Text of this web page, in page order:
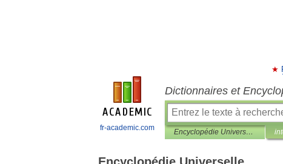
fr-academic.com
Dictionnaires et
Encyclopédie Universelle